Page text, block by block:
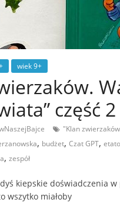
wiek 9+
część
"Klan
, budżet, Czat GPT,
, zespół
kiepskie doświadczenia
wszytko miałoby